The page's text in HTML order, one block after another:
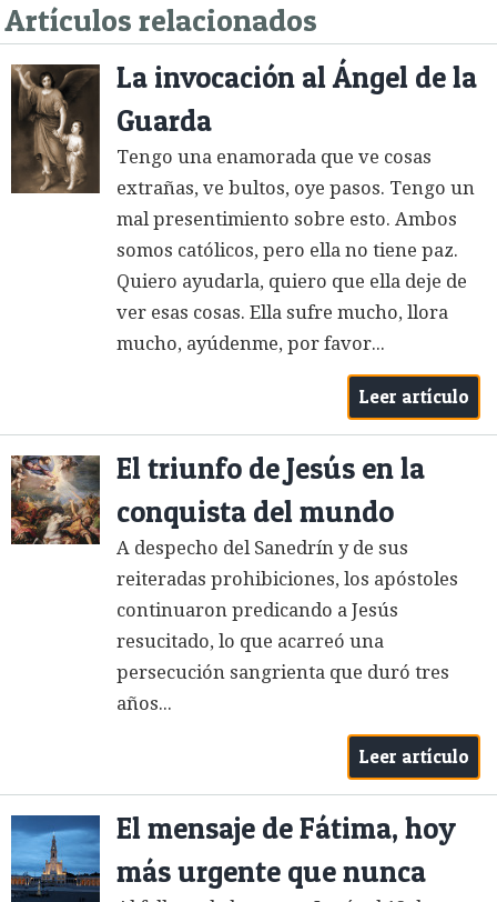
Artículos relacionados
La invocación al Ángel de la
Guarda
Tengo una enamorada que ve cosas
extrañas, ve bultos, oye pasos. Tengo un
mal presentimiento sobre esto. Ambos
somos católicos, pero ella no tiene paz.
Quiero ayudarla, quiero que ella deje de
ver esas cosas. Ella sufre mucho, llora
mucho, ayúdenme, por favor...
Leer artículo
El triunfo de Jesús en la
conquista del mundo
A despecho del Sanedrín y de sus
reiteradas prohibiciones, los apóstoles
continuaron predicando a Jesús
resucitado, lo que acarreó una
persecución sangrienta que duró tres
años...
Leer artículo
El mensaje de Fátima, hoy
más urgente que nunca